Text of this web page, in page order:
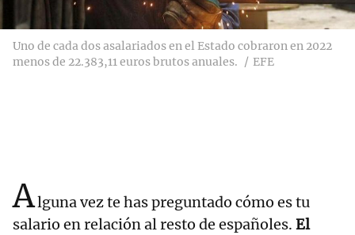
Uno de cada dos asalariados en el Estado cobraron en 2022
menos de 22.383,11 euros brutos anuales.
EFE
Alguna vez te has preguntado cómo es tu
salario en relación al resto de españoles. El